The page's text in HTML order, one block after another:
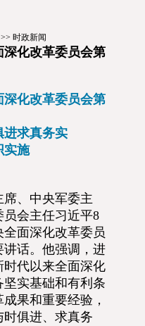
>> 时政新闻
化改革委员会第
化改革委员会第
进求真务实
实施
、中央军委主
会主任习近平8
全面深化改革委员
话。他强调，进
代以来全面深化
实基础和有利条
果和重要经验，
俱进、求真务